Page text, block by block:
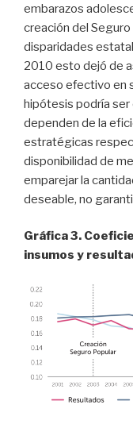
embarazos
creación del
disparidades
2010 esto dejó de
acceso efectivo en
hipótesis podría ser
dependen de la
estratégicas
disponibilidad de
emparejar la
deseable, no
Gráfica 3.
insumos y